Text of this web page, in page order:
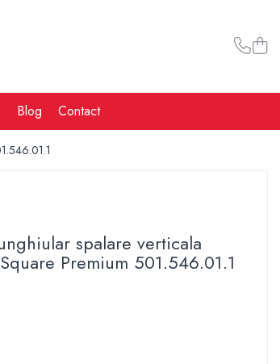
Blog Contact
spalare verticala
Premium 501.546.01.1